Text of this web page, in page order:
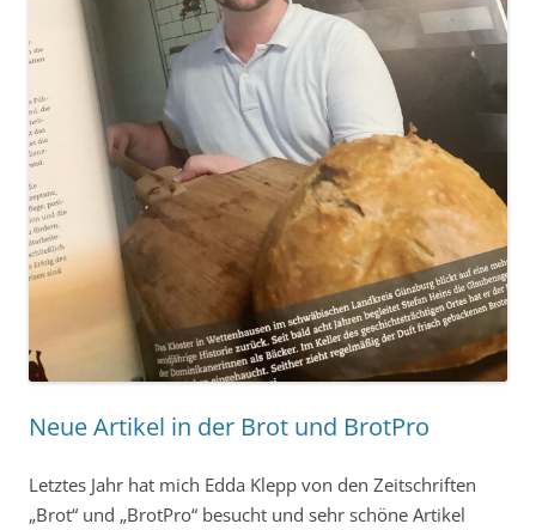
Neue Artikel in der Brot und BrotPro
Letztes Jahr hat mich Edda Klepp von den Zeitschriften
„Brot“ und „BrotPro“ besucht und sehr schöne Artikel